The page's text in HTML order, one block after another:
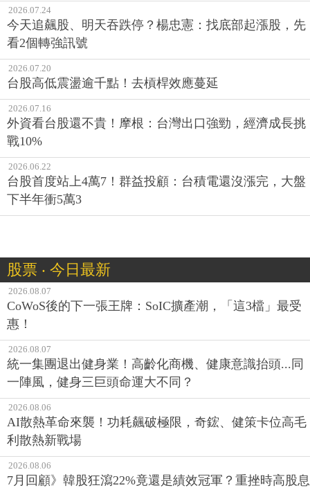
2026.07.24
今天追飆股、明天吞跌停？楊忠憲：找底部起漲股，先
看2個轉強訊號
2026.07.20
台股高低震盪逾千點！去槓桿效應蔓延
2026.07.16
外資看台股還不貴！摩根：台灣出口強勁，經濟成長挑
戰10%
2026.06.22
台股首度站上4萬7！群益投顧：台積電還沒漲完，大盤
下半年衝5萬3
股票 ‧ 今日最新
2026.08.07
CoWoS後的下一張王牌：SoIC擴產潮，「這3檔」最受
惠！
2026.08.07
統一集團退出健身業！高齡化商機、健康意識抬頭...同
一陣風，健身三巨頭命運大不同？
2026.08.06
AI散熱革命來襲！功耗飆破極限，奇鋐、健策卡位高毛
利散熱新戰場
2026.08.06
7月回顧》韓股狂瀉22%竟還是績效冠軍？重挫時高股息